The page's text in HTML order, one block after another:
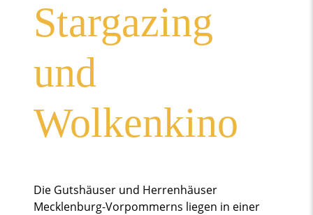
Stargazing
und
Wolkenkino
Die Gutshäuser und Herrenhäuser
Mecklenburg-Vorpommerns liegen in einer